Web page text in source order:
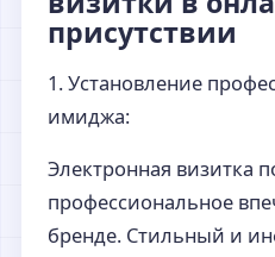
присутствии
1. Установление
имиджа:
Электронная визитка
профессиональное
бренде. Стильный и